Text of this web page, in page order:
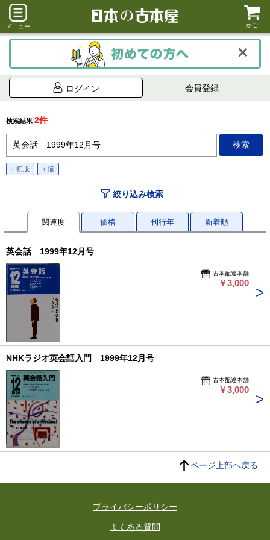
メニュー かご
ログイン 会員登録
検索結果 2件
+ 初版 + 揃
絞り込み検索
関連度 価格 刊行年 新着順
英会話 1999年12月号
古本配達本舗
￥3,000
NHKラジオ英会話入門 1999年12月号
古本配達本舗
￥3,000
ページ上部へ戻る
プライバシーポリシー
よくある質問